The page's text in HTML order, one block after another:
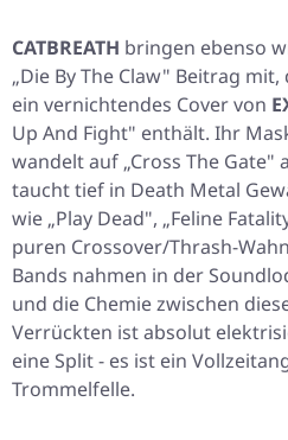
CATBREATH bringen ebenso
„Die By The Claw" Beitrag mit,
ein vernichtendes Cover von
Up And Fight" enthält. Ihr
wandelt auf „Cross The Gate"
taucht tief in Death Metal
wie „Play Dead", „Feline
puren Crossover/Thrash-
Bands nahmen in der
und die Chemie zwischen
Verrückten ist absolut
eine Split - es ist ein
Trommelfelle.